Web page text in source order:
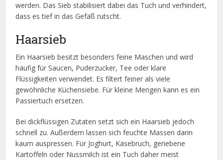
werden. Das Sieb stabilisiert dabei das Tuch und verhindert,
dass es tief in das Gefäß rutscht.
Haarsieb
Ein Haarsieb besitzt besonders feine Maschen und wird
häufig für Saucen, Puderzucker, Tee oder klare
Flüssigkeiten verwendet. Es filtert feiner als viele
gewöhnliche Küchensiebe. Für kleine Mengen kann es ein
Passiertuch ersetzen.
Bei dickflüssigen Zutaten setzt sich ein Haarsieb jedoch
schnell zu. Außerdem lassen sich feuchte Massen darin
kaum auspressen. Für Joghurt, Käsebruch, geriebene
Kartoffeln oder Nussmilch ist ein Tuch daher meist